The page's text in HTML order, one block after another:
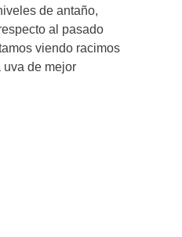
de antaño,
al pasado
viendo racimos
uva de mejor